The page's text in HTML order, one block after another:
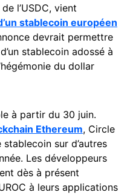
l’USDC, vient
stablecoin européen
devrait permettre
stablecoin adossé à
du dollar
à partir du 30 juin.
Ethereum, Circle
sur d’autres
Les développeurs
dès à présent
à leurs applications